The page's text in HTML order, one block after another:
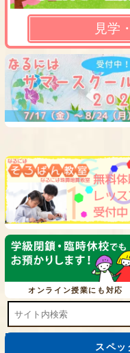
見学
オンライン授業にも対応
スペ